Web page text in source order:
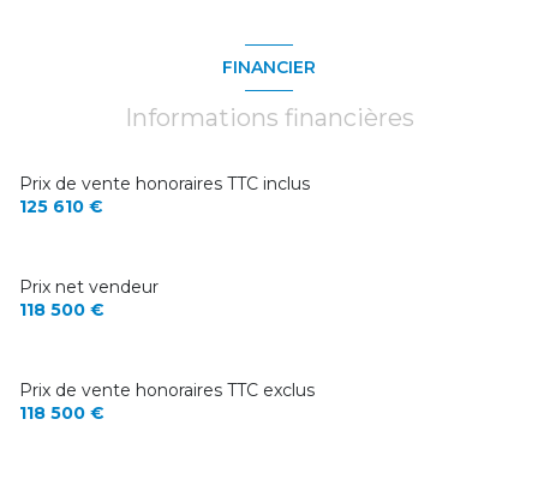
FINANCIER
Informations financières
Prix de vente honoraires TTC inclus
125 610 €
Prix net vendeur
118 500 €
Prix de vente honoraires TTC exclus
118 500 €